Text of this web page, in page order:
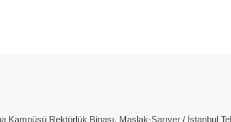
Kampüsü Rektörlük Binası, Maslak-Sarıyer / İstanbul